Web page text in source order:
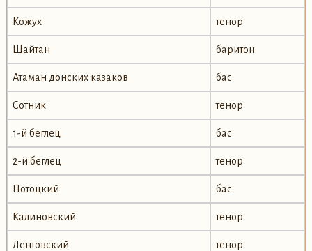
Кожух тенор
Шайтан баритон
Атаман донских казаков бас
Сотник тенор
1-й беглец бас
2-й беглец тенор
Потоцкий бас
Калиновский тенор
Лентовский тенор